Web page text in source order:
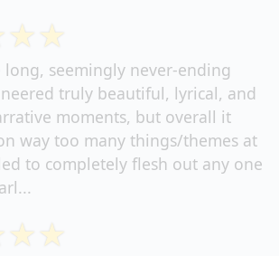
☆☆
long, seemingly never-ending
truly beautiful, lyrical, and
moments, but overall it
way too many things/themes at
to completely flesh out any one
☆☆